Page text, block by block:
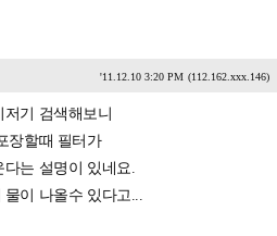
'11.12.10 3:20 PM (112.162.xxx.146)
기 검색해보니
장할때 필터가
다는 설명이 있네요.
이 나올수 있다고...